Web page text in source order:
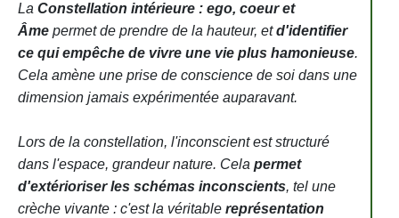
La Constellation intérieure : ego, coeur et
Âme permet de prendre de la hauteur, etd'identifier
ce qui empêche de vivre une vie plus hamonieuse.
Cela amène une prise de conscience de soi dans une
dimension jamais expérimentée auparavant.
Lors de la constellation, l'inconscient est structuré
dans l'espace, grandeur nature. Cela permet
d'extérioriser les schémas inconscients, tel une
crèche vivante : c'est la véritable représentation
Previous